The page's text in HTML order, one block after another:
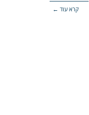
קרא עוד ←